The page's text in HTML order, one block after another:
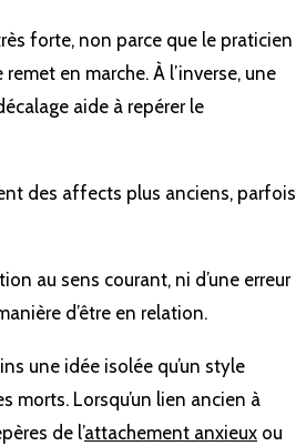
forte, non parce que le praticien
en marche. À l’inverse, une
aide à repérer le
des affects plus anciens, parfois
au sens courant, ni d’une erreur
d’être en relation.
une idée isolée qu’un style
morts. Lorsqu’un lien ancien à
de l’attachement anxieux ou